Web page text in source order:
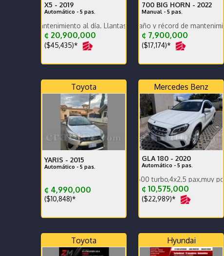
X5 - 2019
Automático - 5 pas.
al día. Llantas vientiuno doble medida. Unico dueño
¢ 20,900,000
($45,435)*
700 BIG HORN - 2022
Manual - 5 pas.
Dekra al día por dos año y récord de mantenimientos de
¢ 7,900,000
($17,174)*
Comprado en Grupo Q.
Toyota
YARIS - 2015
Automático - 5 pas.
¢ 4,990,000
($10,848)*
Mercedes Benz
GLA 180 - 2020
Automático - 5 pas.
Única dueña,Motor 1600 turbo,4x2,5 pax,muy poco km
¢ 10,575,000
($22,989)*
Toyota Hyundai